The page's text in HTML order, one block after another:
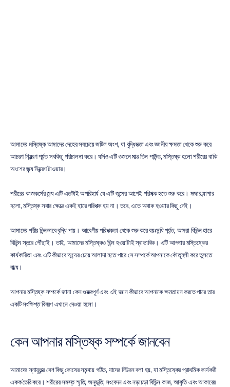
আমাদের মস্তিষ্ক আমাদের দেহের সবচেয়ে জটিল অংশ, যা বুদ্ধিমত্তা এবং জ্ঞানীয় ক্ষমতা থেকে শুরু করে
আচরণ নিয়ন্ত্রণ পর্যন্ত সবকিছু পরিচালনা করে। যদিও এটি ওজনে মাত্র তিন পাউন্ড, মস্তিষ্ক হলো শরীরের বাকি
অংশের জন্য নিয়ন্ত্রণ টাওয়ার।
শরীরের কাজকর্মের জন্য এটি এতটাই অপরিহার্য যে এটি জন্মের আগেই পরিপক্ক হতে শুরু করে। মজার ব্যাপার
হলো, মস্তিষ্ক সবার ক্ষেত্রে একই হারে পরিপক্ক হয় না। তবে, এতে অবাক হওয়ার কিছু নেই।
আমাদের শরীর ভিন্নভাবে বৃদ্ধি পায়। আবেগীয় পরিপক্কতা থেকে শুরু করে বয়ঃসন্ধি পর্যন্ত, আমরা বিভিন্ন হারে
বিভিন্ন স্তরে পৌঁছাই। তাই, আমাদের মস্তিষ্কও ভিন্ন হওয়াটাই স্বাভাবিক। এটি আপনার মস্তিষ্কের
কার্যকারিতা এবং এটি কীভাবে অন্যের চেয়ে আলাদা হতে পারে সে সম্পর্কে আপনাকে কৌতূহলী করে তুলতে
বাধ্য।
আপনার মস্তিষ্ক সম্পর্কে জানা কেন গুরুত্বপূর্ণ এবং এই জ্ঞান কীভাবে আপনাকে ক্ষমতায়ন করতে পারে তার
একটি সংক্ষিপ্ত বিবরণ এখানে দেওয়া হলো।
কেন আপনার মস্তিষ্ক সম্পর্কে জানবেন
আমাদের স্নায়ুতন্ত্র বেশ কিছু কোষের সমন্বয়ে গঠিত, যাদের নিউরন বলা হয়, যা মস্তিষ্কের প্রাথমিক কার্যকরী
একক তৈরি করে। শরীরের সমস্ত স্মৃতি, অনুভূতি, সংবেদন এবং নড়াচড়া বিভিন্ন কাজ, আকৃতি এবং আকারের